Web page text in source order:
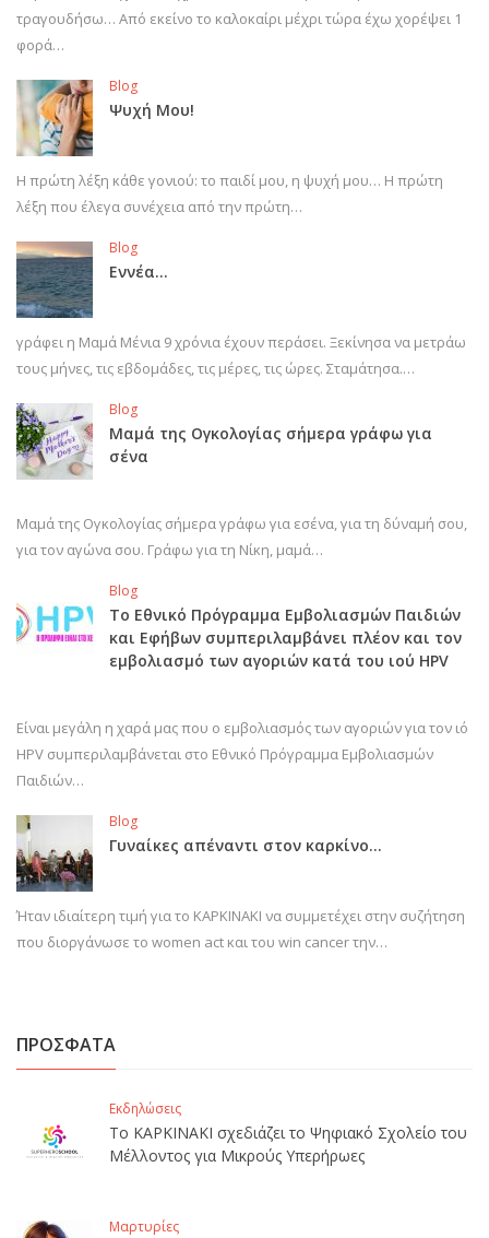
τραγουδήσω… Από εκείνο το καλοκαίρι μέχρι τώρα έχω χορέψει 1
φορά…
Blog
Ψυχή Μου!
Η πρώτη λέξη κάθε γονιού: το παιδί μου, η ψυχή μου… Η πρώτη
λέξη που έλεγα συνέχεια από την πρώτη…
Blog
Εννέα…
γράφει η Μαμά Μένια 9 χρόνια έχουν περάσει. Ξεκίνησα να μετράω
τους μήνες, τις εβδομάδες, τις μέρες, τις ώρες. Σταμάτησα.…
Blog
Μαμά της Ογκολογίας σήμερα γράφω για
σένα
Μαμά της Ογκολογίας σήμερα γράφω για εσένα, για τη δύναμή σου,
για τον αγώνα σου. Γράφω για τη Νίκη, μαμά…
Blog
Το Εθνικό Πρόγραμμα Εμβολιασμών Παιδιών
και Εφήβων συμπεριλαμβάνει πλέον και τον
εμβολιασμό των αγοριών κατά του ιού HPV
Είναι μεγάλη η χαρά μας που ο εμβολιασμός των αγοριών για τον ιό
HPV συμπεριλαμβάνεται στο Εθνικό Πρόγραμμα Εμβολιασμών
Παιδιών…
Blog
Γυναίκες απέναντι στον καρκίνο…
Ήταν ιδιαίτερη τιμή για το ΚΑΡΚΙΝΑΚΙ να συμμετέχει στην συζήτηση
που διοργάνωσε το women act και του win cancer την…
ΠΡΟΣΦΑΤΑ
Εκδηλώσεις
Το ΚΑΡΚΙΝΑΚΙ σχεδιάζει το Ψηφιακό Σχολείο του
Μέλλοντος για Μικρούς Υπερήρωες
Μαρτυρίες